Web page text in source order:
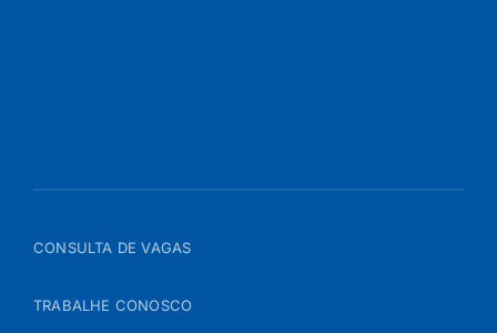
CONSULTA DE VAGAS
TRABALHE CONOSCO